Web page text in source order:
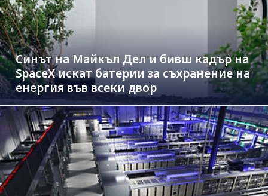
Синът на Майкъл Дeл и бивш кадър на
SpaceX искат батерии за съхранение на
енергия във всеки двор